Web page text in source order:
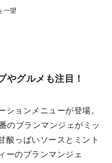
一望
やグルメも注目！
ョンメニューが登場。
のブランマンジェがミッ
酸っぱいソースとミント
ーのブランマンジェ